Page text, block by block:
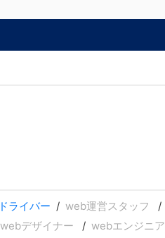
ライバー web運営スタッフ
webデザイナー webエンジニア